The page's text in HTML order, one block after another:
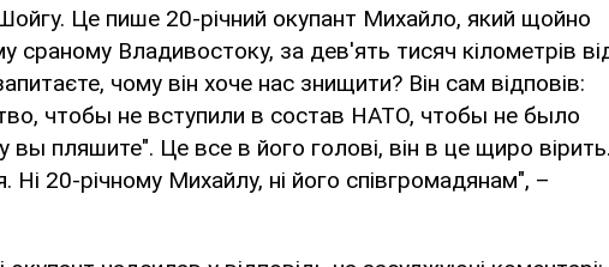
Це пише 20-річний окупант Михайло, який щойно
сраному Владивостоку, за дев'ять тисяч кілометрів
чому він хоче нас знищити? Він сам відповів:
чтобы не вступили в состав НАТО, чтобы не было
пляшите". Це все в його голові, він в це щиро
20-річному Михайлу, ні його співгромадянам", –